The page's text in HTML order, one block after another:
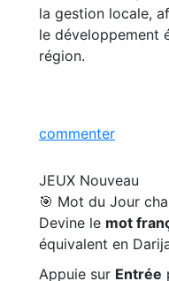
la gestion locale,
le développement
région.
commenter
JEUX Nouveau
🎯 Mot du Jour
Devine le mot
équivalent en
Appuie sur Entrée